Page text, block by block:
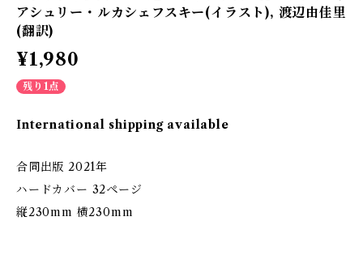
アシュリー・ルカシェフスキー(イラスト), 渡辺由佳里
(翻訳)
¥1,980
残り1点
International shipping available
合同出版 2021年
ハードカバー 32ページ
縦230mm 横230mm